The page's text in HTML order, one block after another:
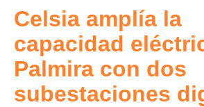
Celsia amplía la
capacidad
Palmira con dos
subestaciones